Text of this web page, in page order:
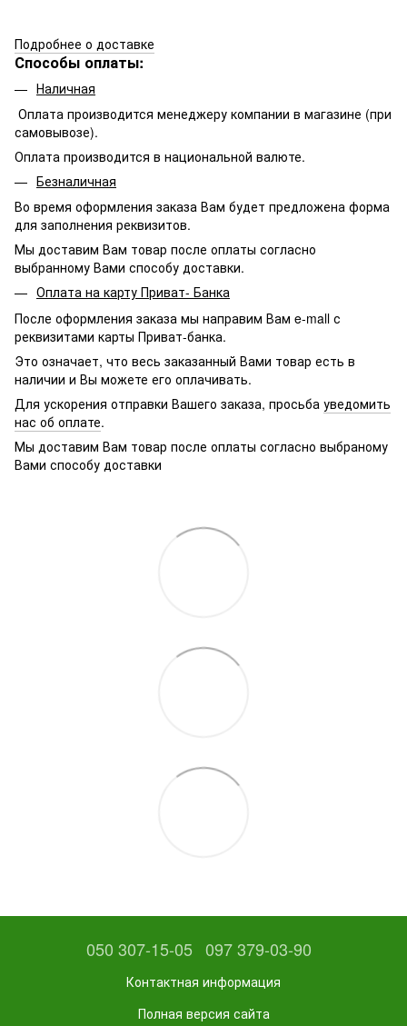
Подробнее о доставке
Способы оплаты:
Наличная
Оплата производится менеджеру компании в магазине (при
самовывозе).
Оплата производится в национальной валюте.
Безналичная
Во время оформления заказа Вам будет предложена форма
для заполнения реквизитов.
Мы доставим Вам товар после оплаты согласно
выбранному Вами способу доставки.
Оплата на карту Приват- Банка
После оформления заказа мы направим Вам e-mall с
реквизитами карты Приват-банка.
Это означает, что весь заказанный Вами товар есть в
наличии и Вы можете его оплачивать.
Для ускорения отправки Вашего заказа, просьба уведомить
нас об оплате.
Мы доставим Вам товар после оплаты согласно выбраному
Вами способу доставки
050 307-15-05 097 379-03-90
Контактная информация
Полная версия сайта